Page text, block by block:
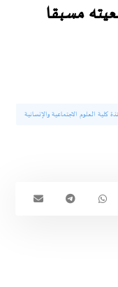
مسبقا
كلية العلوم الاجتماعية والإنسانية